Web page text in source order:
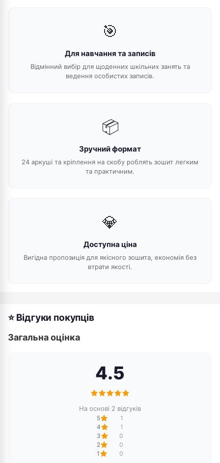
🎯
Для навчання та записів
Відмінний вибір для щоденних шкільних занять та
ведення особистих записів.
📦
Зручний формат
24 аркуші та кріплення на скобу роблять зошит легким
та практичним.
💎
Доступна ціна
Вигідна пропозиція для якісного зошита, економія без
втрати якості.
⭐ Відгуки покупців
Загальна оцінка
4.5
На основі 2 відгуків
5
1
4
1
3
0
2
0
1
0